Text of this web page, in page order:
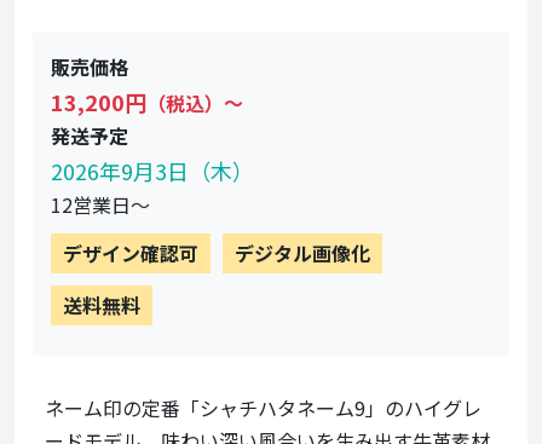
販売価格
13,200円 （税込）〜
発送予定
2026年9月3日（木）
12営業日〜
デザイン確認可
デジタル画像化
送料無料
ネーム印の定番「シャチハタネーム9」のハイグレ